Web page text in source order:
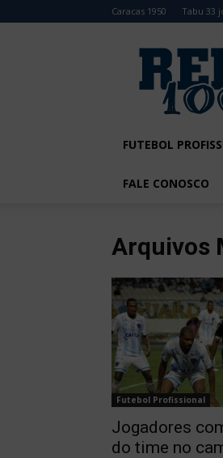
Caracas 1950 Tabu 33
FUTEBOL
FALE CONOSCO
Arquivos
Futebol Profissional
Jogadores
do time no